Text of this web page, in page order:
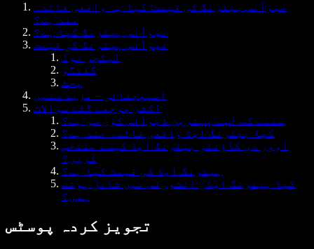
نیوآنس ہیئرنگ کی قیمت: کیا یہ واقعی فائدہ
مند ہے؟
نیوآنس ہیئرنگ کیا ہے؟
نیوآنس ہیئرنگ کی قیمت
لیکچر موڈ
گفتگو
بحث
اسپیچفائی – مزید سنیں
اکثر پوچھے گئے سوالات
سننے کے لیے بہترین ڈیوائس کون سی ہے؟
کیا ہیئرنگ ایڈ واقعی فائدہ مند ہے؟
اوور دی کاؤنٹر ہیئرنگ ایڈ کیسے منتخب
کریں؟
ہیئرنگ ایڈ کی قیمت کیا ہے؟
کیا ہیئرنگ ایڈز انشورنس میں شامل ہوتے
ہیں؟
تجویز کردہ پوسٹس